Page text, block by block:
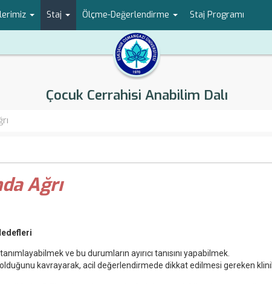
Staj Ölçme-Değerlendirme Staj Programı
Çocuk Cerrahisi Anabilim Dalı
Ağrı
ve bu durumların ayırıcı tanısını yapabilmek.
kavrayarak, acil değerlendirmede dikkat edilmesi gereken